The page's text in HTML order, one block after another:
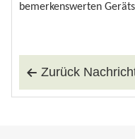
bemerkenswerten
 Zurück